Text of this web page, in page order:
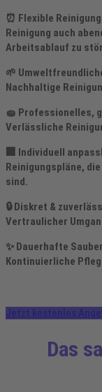
⏰ Flexible
Reinigung auch
Arbeitsablauf zu
🌱
Nachhaltige
🧽 Professionelles,
Verlässliche
Individuell
Reinigungspläne,
sind.
🔒Diskret &
Vertraulicher
✨ Dauerhafte
Kontinuierliche
Das